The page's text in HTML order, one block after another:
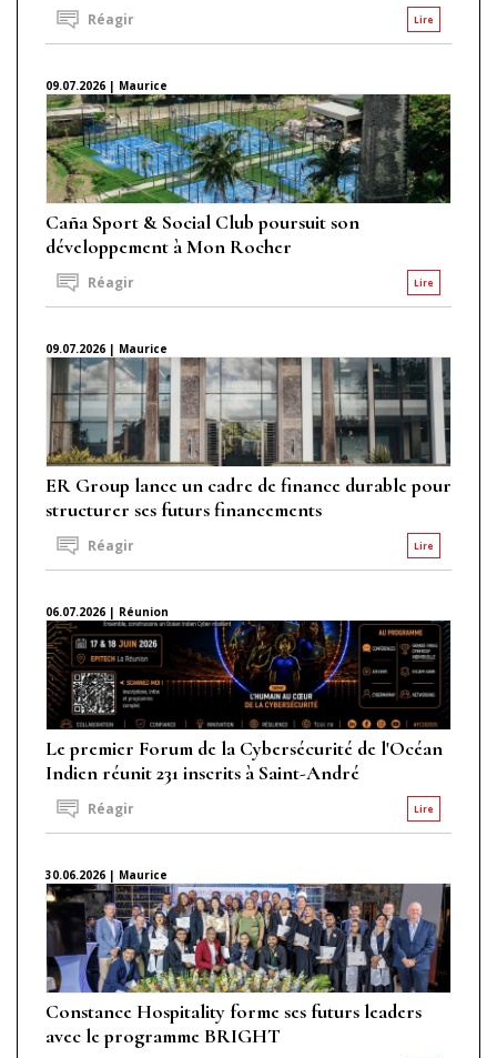
Lire
Réagir
09.07.2026 | Maurice
Caña Sport & Social Club poursuit son
développement à Mon Rocher
Lire
Réagir
09.07.2026 | Maurice
ER Group lance un cadre de finance durable pour
structurer ses futurs financements
Lire
Réagir
06.07.2026 | Réunion
Le premier Forum de la Cybersécurité de l'Océan
Indien réunit 231 inscrits à Saint-André
Lire
Réagir
30.06.2026 | Maurice
Constance Hospitality forme ses futurs leaders
avec le programme BRIGHT